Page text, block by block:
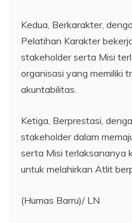
Kedua, Berkarakter,
Pelatihan Karakter
stakeholder serta Misi
organisasi yang memiliki
akuntabilitas.
Ketiga, Berprestasi,
stakeholder dalam
serta Misi terlaksananya
untuk melahirkan Atlit
(Humas Barru)/ LN